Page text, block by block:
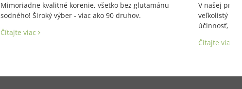
Mimoriadne kvalitné korenie, všetko bez glutamánu
sodného! Široký výber - viac ako 90 druhov.
Čítajte viac
V našej
veľkolistý a
účinnosť, aj
Čítajte viac